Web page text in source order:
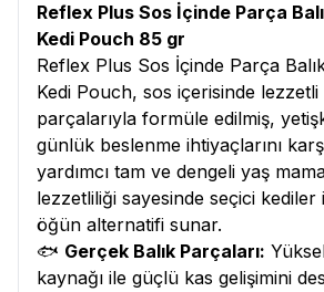
Reflex Plus Sos İçinde Parça
Kedi Pouch 85 gr
Reflex Plus Sos İçinde Parça
Kedi Pouch, sos içerisinde lezzetli
parçalarıyla formüle edilmiş,
günlük beslenme ihtiyaçlarını
yardımcı tam ve dengeli yaş
lezzetliliği sayesinde seçici kediler
öğün alternatifi sunar.
🐟 Gerçek Balık Parçaları:
kaynağı ile güçlü kas gelişimini